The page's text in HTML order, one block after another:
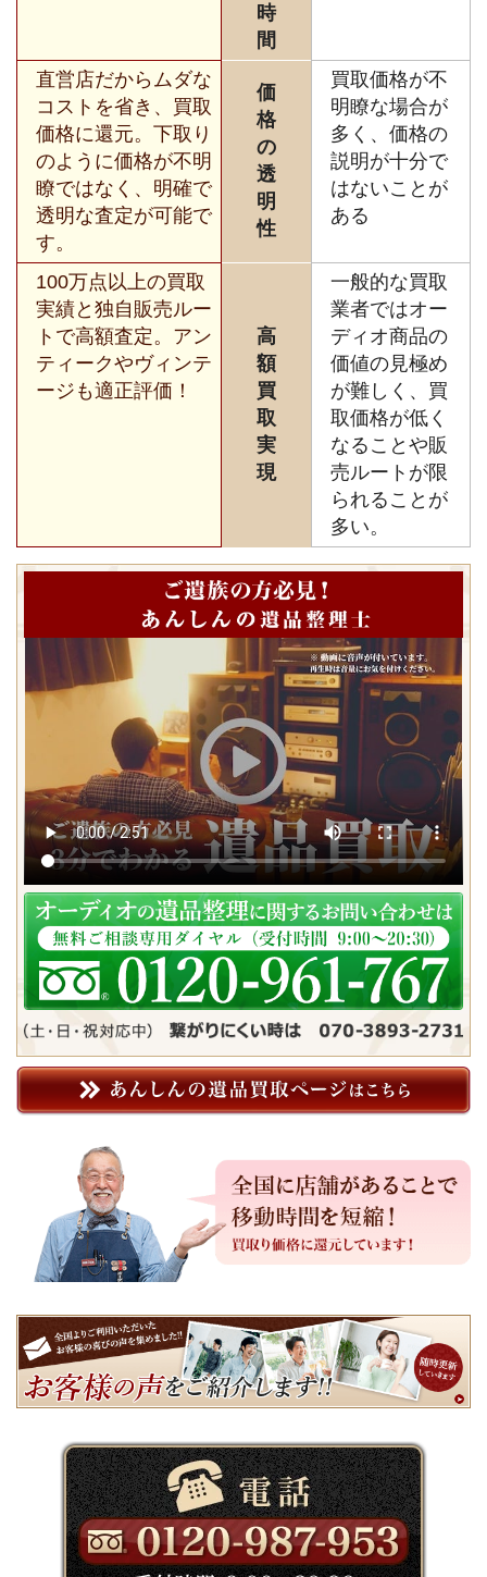
時
間
直営店だからムダな
コストを省き、買取
価格に還元。下取り
のように価格が不明
瞭ではなく、明確で
透明な査定が可能で
す。
価
格
の
透
明
性
買取価格が不
明瞭な場合が
多く、価格の
説明が十分で
はないことが
ある
100万点以上の買取
実績と独自販売ルー
トで高額査定。アン
ティークやヴィンテ
ージも適正評価！
高
額
買
取
実
現
一般的な買取
業者ではオー
ディオ商品の
価値の見極め
が難しく、買
取価格が低く
なることや販
売ルートが限
られることが
多い。